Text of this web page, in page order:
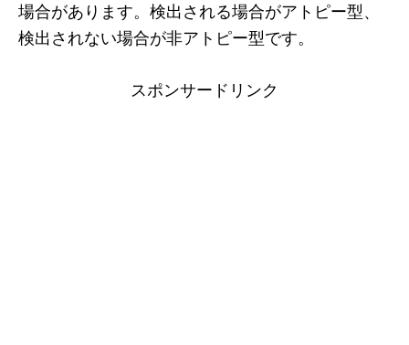
場合があります。検出される場合がアトピー型、
検出されない場合が非アトピー型です。
スポンサードリンク